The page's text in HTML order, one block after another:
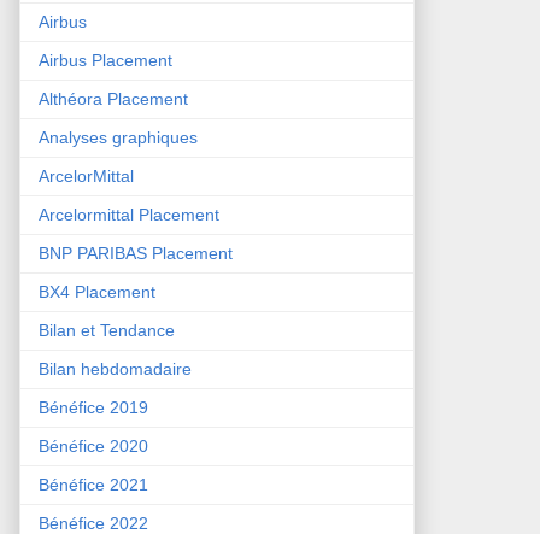
Airbus
Airbus Placement
Althéora Placement
Analyses graphiques
ArcelorMittal
Arcelormittal Placement
BNP PARIBAS Placement
BX4 Placement
Bilan et Tendance
Bilan hebdomadaire
Bénéfice 2019
Bénéfice 2020
Bénéfice 2021
Bénéfice 2022